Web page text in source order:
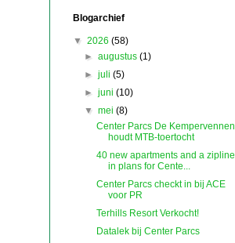
Blogarchief
▼ 2026 (58)
►augustus(1)
►juli(5)
►juni(10)
▼mei(8)
Center Parcs De Kempervennen
houdt MTB-toertocht
40 new apartments and a zipline
in plans for Cente...
Center Parcs checkt in bij ACE
voor PR
Terhills Resort Verkocht!
Datalek bij Center Parcs